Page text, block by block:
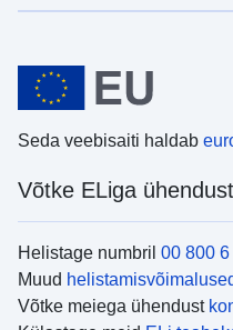
Seda veebisaiti haldab
Võtke ELiga ühendust
Helistage numbril 00 800
Muud
Võtke meiega ühendust